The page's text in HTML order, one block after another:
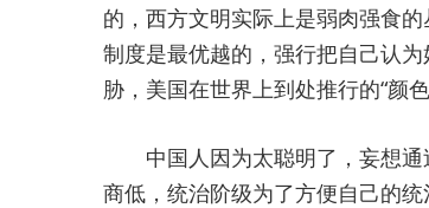
的，西方文明实际上是弱肉强食
制度是最优越的，强行把自己认
胁，美国在世界上到处推行的“颜
中国人因为太聪明了，妄想通
商低，统治阶级为了方便自己的